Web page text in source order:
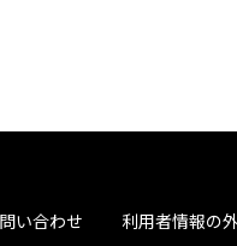
い合わせ 利用者情報の